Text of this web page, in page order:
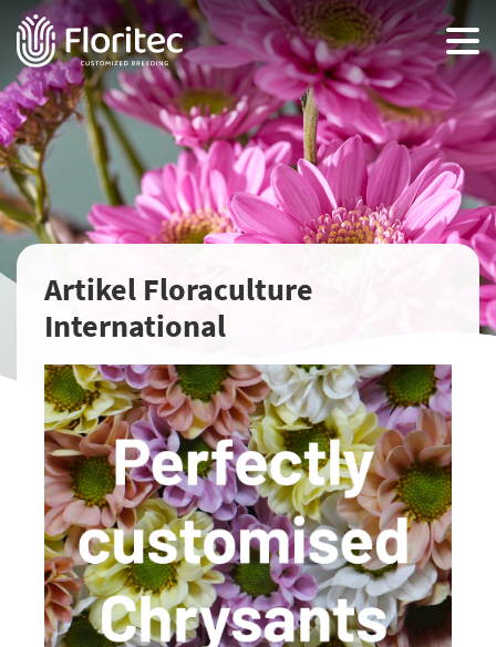
Artikel Floraculture
International